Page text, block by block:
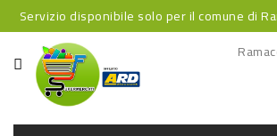
Servizio disponibile solo per il comune di
CATEGORIA
HOME
BEVANDE